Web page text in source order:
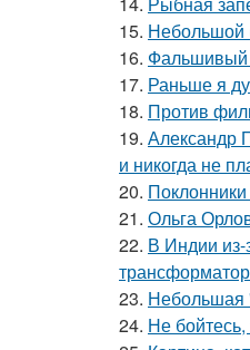
15. Небольшой
16. Фальшивый
17. Раньше я
18. Против
19. Александр
и никогда не
20.
21. Ольга
22. В Индии из-
23. Небольшая
24. Не